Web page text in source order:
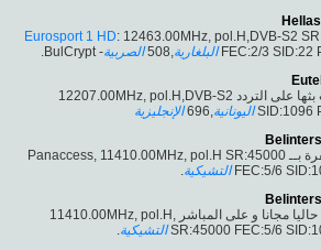
Eurosport 1 HD: 12463.00MHz, pol.H,DVB-S2
FEC:2/3 SID:22 البلغارية الصربية- BulCrypt.
أوقفت بثها على التردد 12207.00MHz, pol.H,DVB-S2
SID:1096 اليونانية,696
الإنجليزية
اصبحت مشفرة بــ Panaccess, 11410.00MHz, pol.H SR:45000
FEC:5/6 التشيكية.
(فرنسا) تبث حاليا مجانا و على المباشر ,11410.00MHz, pol.H
SR:45000 FEC:5/6 التشيكية.